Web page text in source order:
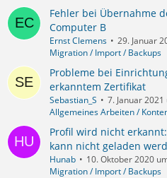
Fehler bei Übernahme
Computer B
Ernst Clemens
29. Januar
Migration / Import / Backups
Probleme bei
erkanntem Zertifikat
Sebastian_S
7. Januar
Allgemeines Arbeiten /
Profil wird nicht
kann nicht geladen
Hunab
10. Oktober 2020
Migration / Import / Backups